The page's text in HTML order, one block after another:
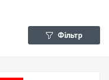
Фільтр